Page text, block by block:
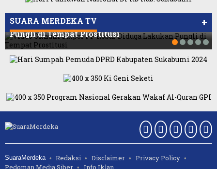
SUARA MERDEKA TV +
Billabong, Sekretaris GPI: Kedua Tokoh…
Jakarta
Video Oknum Satpol PP Kobar Diduga Lakukan
Pungli di Tempat Prostitusi
SuaraMerdeka Redaksi Disclaimer
Privacy Policy
Pedoman Media Siber
Info Iklan